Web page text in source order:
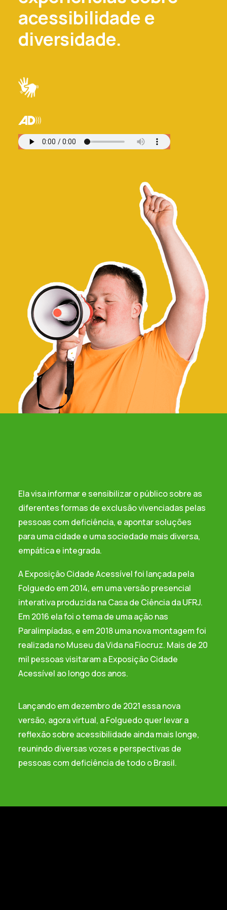
acessibilidade e
diversidade.
Ela visa informar e sensibilizar o público sobre as
diferentes formas de exclusão vivenciadas pelas
pessoas com deficiência, e apontar soluções
para uma cidade e uma sociedade mais diversa,
empática e integrada.
A Exposição Cidade Acessível foi lançada pela
Folguedoem 2014, em umaversão presencial
interativa produzida na Casa de Ciência da UFRJ.
Em 2016 ela foi o tema de umaação nas
Paralimpíadas, e em 2018 umanova montagem foi
realizada no Museu da Vida na Fiocruz. Mais de 20
mil pessoas visitaram a Exposição Cidade
Acessível ao longo dos anos.
Lançando em dezembro de 2021 essa nova
versão, agora virtual, a Folguedo quer levar a
reflexão sobre acessibilidade ainda mais longe,
reunindo diversas vozes e perspectivas de
pessoas com deficiência de todo o Brasil.